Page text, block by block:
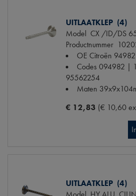
UITLAATKLEP (4)
Model CX /ID/DS
Productnummer
OE Citroën 94982
Codes 094982 |
95562254
Maten
€ 12,83 (€ 10,60
UITLAATKLEP (4)